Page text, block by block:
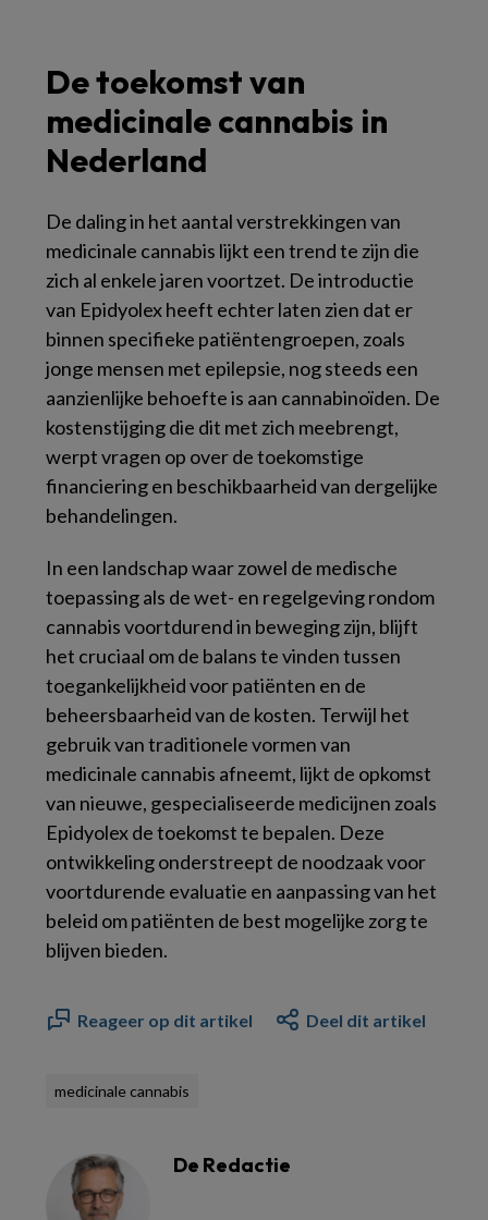
De toekomst van
medicinale cannabis in
Nederland
De daling in het aantal verstrekkingen van
medicinale cannabis lijkt een trend te zijn die
zich al enkele jaren voortzet. De introductie
van Epidyolex heeft echter laten zien dat er
binnen specifieke patiëntengroepen, zoals
jonge mensen met epilepsie, nog steeds een
aanzienlijke behoefte is aan cannabinoïden. De
kostenstijging die dit met zich meebrengt,
werpt vragen op over de toekomstige
financiering en beschikbaarheid van dergelijke
behandelingen.
In een landschap waar zowel de medische
toepassing als de wet- en regelgeving rondom
cannabis voortdurend in beweging zijn, blijft
het cruciaal om de balans te vinden tussen
toegankelijkheid voor patiënten en de
beheersbaarheid van de kosten. Terwijl het
gebruik van traditionele vormen van
medicinale cannabis afneemt, lijkt de opkomst
van nieuwe, gespecialiseerde medicijnen zoals
Epidyolex de toekomst te bepalen. Deze
ontwikkeling onderstreept de noodzaak voor
voortdurende evaluatie en aanpassing van het
beleid om patiënten de best mogelijke zorg te
blijven bieden.
Reageer op dit artikel Deel dit artikel
medicinale cannabis
De Redactie